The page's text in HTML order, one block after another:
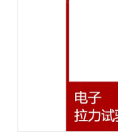
拉伸强度测试仪